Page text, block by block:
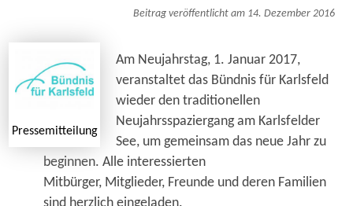
Beitrag veröffentlicht am 14. Dezember 2016
Pressemitteilung
Am Neujahrstag, 1. Januar 2017,
veranstaltet das Bündnis für Karlsfeld
wieder den traditionellen
Neujahrsspaziergang am Karlsfelder
See, um gemeinsam das neue Jahr zu
beginnen. Alle interessierten
Mitbürger, Mitglieder, Freunde und deren Familien
sind herzlich eingeladen.